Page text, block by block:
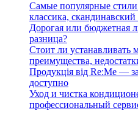
Самые популярные
классика, скандинавский
Дорогая или бюджетная
разница?
Стоит ли устанавливать
преимущества,
Продукція від Re:Me —
доступно
Уход и чистка
профессиональный